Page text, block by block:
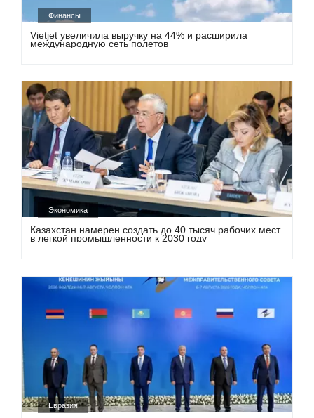
Финансы
Vietjet увеличила выручку на 44% и расширила
международную сеть полетов
Экономика
Казахстан намерен создать до 40 тысяч рабочих мест
в легкой промышленности к 2030 году
Евразия